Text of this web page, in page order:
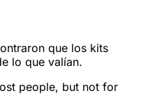
que los kits
lo que valían.
people, but not for